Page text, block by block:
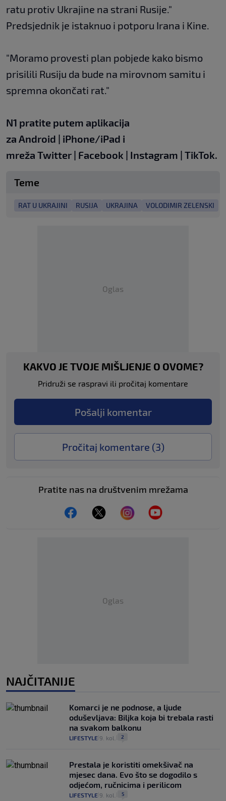
ratu protiv Ukrajine na strani Rusije."
Predsjednik je istaknuo i potporu Irana i Kine.
"Moramo provesti plan pobjede kako bismo
prisilili Rusiju da bude na mirovnom samitu i
spremna okončati rat."
N1 pratite putem aplikacija
za Android | iPhone/iPad i
mreža Twitter | Facebook | Instagram | TikTok.
Teme
RAT U UKRAJINI RUSIJA UKRAJINA VOLODIMIR ZELENSKI
Oglas
KAKVO JE TVOJE MIŠLJENJE O OVOME?
Pridruži se raspravi ili pročitaj komentare
Pošalji komentar
Pročitaj komentare (3)
Pratite nas na društvenim mrežama
Oglas
NAJČITANIJE
Komarci je ne podnose, a ljude
oduševljava: Biljka koja bi trebala rasti
na svakom balkonu
LIFESTYLE 9. kol. 2
Prestala je koristiti omekšivač na
mjesec dana. Evo što se dogodilo s
odjećom, ručnicima i perilicom
LIFESTYLE 9. kol. 5